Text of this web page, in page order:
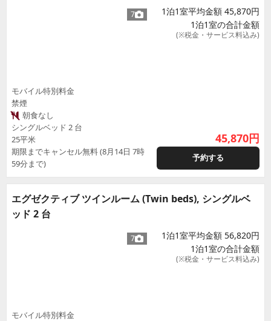
7
モバイル特別料金
禁煙
朝食なし
シングルベッド 2 台
25平米
期限までキャンセル無料 (8月14日 7時
59分まで)
1泊1室平均金額 45,870円
1泊1室の合計金額
(※税金・サービス料込み)
45,870円
予約する
エグゼクティブ ツインルーム (Twin beds), シングルベ
ッド 2 台
7
モバイル特別料金
1泊1室平均金額 56,820円
1泊1室の合計金額
(※税金・サービス料込み)